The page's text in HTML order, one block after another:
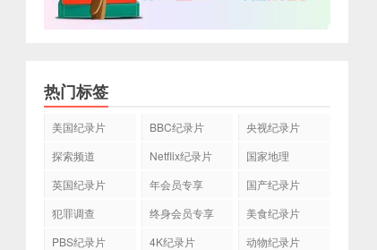
热门标签
美国纪录片 BBC纪录片
央视纪录片
探索频道
Netflix纪录片
国家地理
英国纪录片
年会员专享
国产纪录片
犯罪调查
终身会员专享
美食纪录片
PBS纪录片
4K纪录片
动物纪录片